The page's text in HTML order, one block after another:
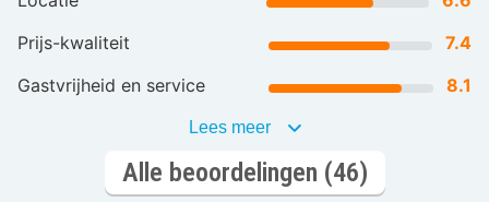
Prijs-kwaliteit
7.4
Gastvrijheid en service
8.1
Lees meer
Alle beoordelingen (46)